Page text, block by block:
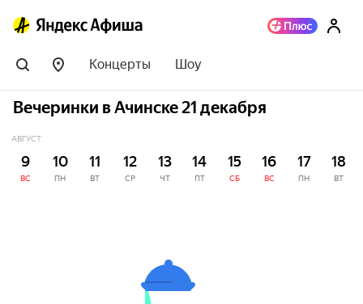
Концерты Шоу
Вечеринки в Ачинске 21 декабря
АВГУСТ
9
ВС
10
ПН
11
ВТ
12
СР
13
ЧТ
14
ПТ
15
СБ
16
ВС
17
ПН
18
ВТ